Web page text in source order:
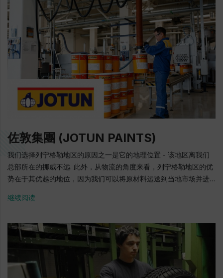
司为俄罗斯和独联体市场开发，制造，销售和服务容量超过60兆瓦
的燃气轮机. STGT是燃气轮机建设领域的能力中心，以及基于大容
量燃气轮机的发电公司的市场领导者. 2000E燃气轮机（俄罗斯市场
上最热门的燃气轮机之一）在整个西门子大型涡轮机组合中的本地
化水平为52％, 这个事实是由圣彼得堡工商会和俄罗斯联邦工业和贸
易部所证实的. 投资总额超过1，10亿欧元 超过300个工作岗位 1991–
厂 - 55％，西门子--45％）的成立. 西门子在俄罗斯开发燃气轮机组
件的技术转让. 十年来，在诺沃杰维亚特基诺的Turboatomgaz生产
基地组装了19台涡轮机，其中5台供应给俄罗斯市场，其余则供应给
有限公司 - 35％，“西门子股份公司” - 65％） 2013: 在戈列洛沃的
生产区域建立新工厂的基础 2015: 开设新的生产综合体. 从戈列洛沃
运输第一台燃气轮机SGT5-2000E 2018: - 第10台SGT5-2000E燃
气轮机的装运. - 开设维修和修复燃气轮机操作和导轮叶的新车间 地
(812) 643-73-00 E-mail: SGTT.ru@siemens.com 官方网站:
佐敦集團 (JOTUN PAINTS)
我们选择列宁格勒地区的原因之一是它的地理位置 - 该地区离我们
总部所在的挪威不远. 此外，从物流的角度来看，列宁格勒地区的优
势在于其优越的地位，因为我们可以将原材料运送到当地市场并进
区政府和前台办公室团队，他们在各个阶段都真正帮助了我们. 如果
伟大的团队，我们真的很高兴与它合作. “Jotun Paints”有限公司总
经理 Yoon Hjartland Jotun是生产装饰涂料，工业，船舶和粉末涂
料的世界领先者之一. Jotun公司在100多个国家拥有40家工厂，拥
有64家公司. 列宁格勒地区的油漆工厂是俄罗斯第一个工厂,这是本
公司有史以来具有工艺装备的最现代的生产. 挪威 投资量 -17亿卢布
继续阅读